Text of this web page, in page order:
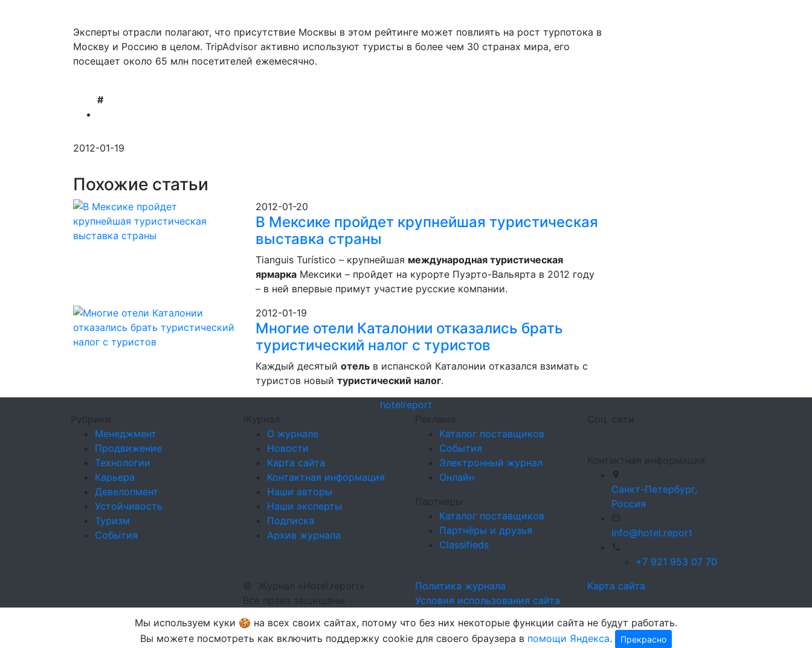
Эксперты отрасли полагают, что присутствие Москвы в этом рейтинге может повлиять на рост турпотока в
Москву и Россию в целом. TripAdvisor активно используют туристы в более чем 30 странах мира, его
посещает около 65 млн посетителей ежемесячно.
#
2012-01-19
Похожие статьи
2012-01-20
В Мексике пройдет крупнейшая туристическая
выставка страны
Tianguis Turístico – крупнейшая международная туристическая
ярмаркаМексики – пройдет на курорте Пуэртo-Вальярта в 2012 году
– в ней впервые примут участие русские компании.
2012-01-19
Многие отели Каталонии отказались брать
туристический налог с туристов
Каждый десятый отельв испанской Каталонии отказался взимать с
туристов новый туристический налог.
hotelreport
Рубрики
Менеджмент
Продвижение
Технологии
Карьера
Девелопмент
Устойчивость
Туризм
События
Журнал
О журнале
Новости
Карта сайта
Контактная информация
Наши авторы
Наши эксперты
Подписка
Архив журнала
Реклама
Каталог поставщиков
События
Электронный журнал
Онлайн
Партнеры
Каталог поставщиков
Партнёры и друзья
Classifieds
Соц. сети
Контактная информация
Санкт-Петербург,
Россия
info@hotel.report
+7 921 953 07 70
©
Журнал «Hotel.report»
Все права защищены
Политика журнала
Условия использования сайта
Карта сайта
Мы используем куки 🍪 на всех своих сайтах, потому что без них некоторые функции сайта не будут работать.
Вы можете посмотреть как включить поддержку cookie для своего браузера в помощи Яндекса. Прекрасно